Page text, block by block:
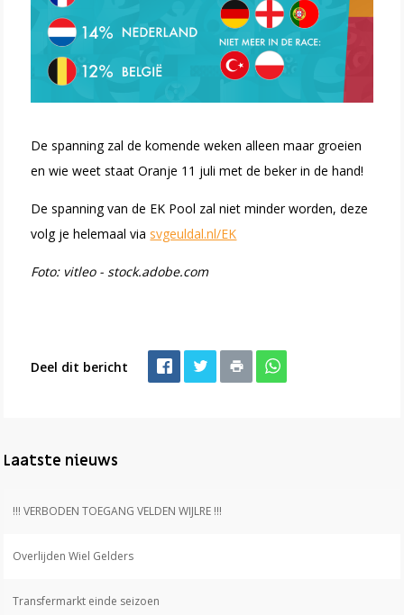
De spanning zal de komende weken alleen maar groeien
en wie weet staat Oranje 11 juli met de beker in de hand!
De spanning van de EK Pool zal niet minder worden, deze
volg je helemaal via svgeuldal.nl/EK
Foto: vitleo - stock.adobe.com
Deel dit bericht
Laatste nieuws
!!! VERBODEN TOEGANG VELDEN WIJLRE !!!
Overlijden Wiel Gelders
Transfermarkt einde seizoen